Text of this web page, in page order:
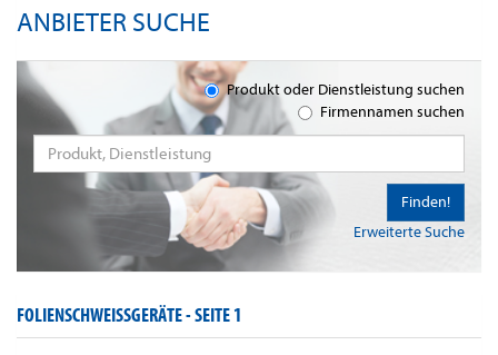
ANBIETER SUCHE
Produkt oder Dienstleistung suchen
Firmennamen suchen
Erweiterte Suche
Finden!
FOLIENSCHWEISSGERÄTE -SEITE 1